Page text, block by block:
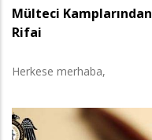
Mülteci
Rifai
Herkese merhaba,